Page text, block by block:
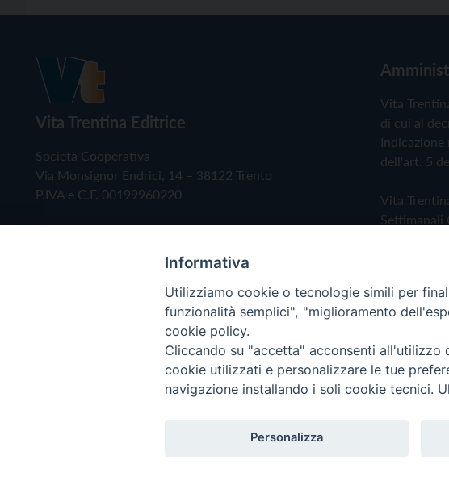
Vita Trentina Editrice
Società Cooperativa
Via Monsignor Endrici, 14 – 38122 Trento
P.IVA e C.F. 00199960220
Vita
di cui al
Indicazione
dell'art. 5
Vita
Settimanali
Privacy
Copyright © 2019 - Tutti i diritti riservati - Vita Trentina
Informativa
Utilizziamo cookie o tecnologie simili per
funzionalità semplici", "miglioramento
cookie policy.
Cliccando su "accetta" acconsenti all'utilizzo
cookie utilizzati e personalizzare le tue
navigazione installando i soli cookie tecnici.
Personalizza